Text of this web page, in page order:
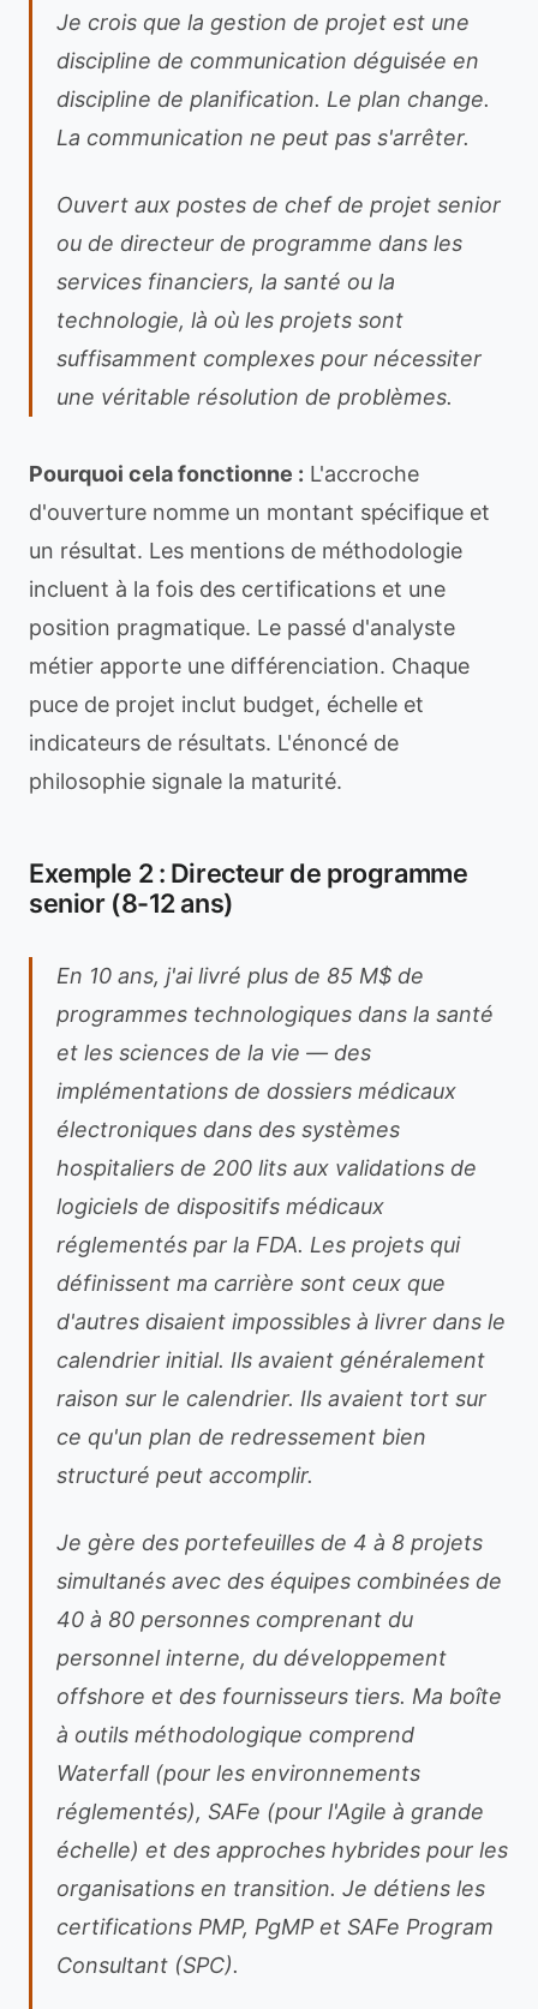
Je crois que la gestion de projet est une
discipline de communication déguisée en
discipline de planification. Le plan change.
La communication ne peut pas s'arrêter.
Ouvert aux postes de chef de projet senior
ou de directeur de programme dans les
services financiers, la santé ou la
technologie, là où les projets sont
suffisamment complexes pour nécessiter
une véritable résolution de problèmes.
Pourquoi cela fonctionne : L'accroche
d'ouverture nomme un montant spécifique et
un résultat. Les mentions de méthodologie
incluent à la fois des certifications et une
position pragmatique. Le passé d'analyste
métier apporte une différenciation. Chaque
puce de projet inclut budget, échelle et
indicateurs de résultats. L'énoncé de
philosophie signale la maturité.
Exemple 2 : Directeur de programme
senior (8-12 ans)
En 10 ans, j'ai livré plus de 85 M$ de
programmes technologiques dans la santé
et les sciences de la vie — des
implémentations de dossiers médicaux
électroniques dans des systèmes
hospitaliers de 200 lits aux validations de
logiciels de dispositifs médicaux
réglementés par la FDA. Les projets qui
définissent ma carrière sont ceux que
d'autres disaient impossibles à livrer dans le
calendrier initial. Ils avaient généralement
raison sur le calendrier. Ils avaient tort sur
ce qu'un plan de redressement bien
structuré peut accomplir.
Je gère des portefeuilles de 4 à 8 projets
simultanés avec des équipes combinées de
40 à 80 personnes comprenant du
personnel interne, du développement
offshore et des fournisseurs tiers. Ma boîte
à outils méthodologique comprend
Waterfall (pour les environnements
réglementés), SAFe (pour l'Agile à grande
échelle) et des approches hybrides pour les
organisations en transition. Je détiens les
certifications PMP, PgMP et SAFe Program
Consultant (SPC).